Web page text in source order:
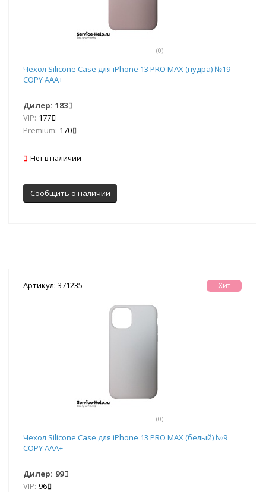
(0)
Чехол Silicone Case для iPhone 13 PRO MAX (пудра) №19
COPY AAA+
Дилер: 183
VIP: 177
Premium: 170
Нет в наличии
Сообщить о наличии
Артикул: 371235
(0)
Хит
Чехол Silicone Case для iPhone 13 PRO MAX (белый) №9
COPY AAA+
Дилер: 99
VIP: 96